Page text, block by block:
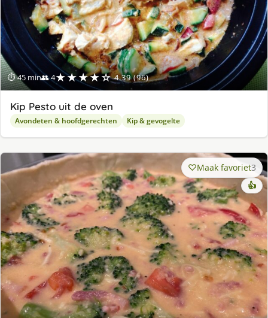
⏱ 45 min👥 4★★★★☆ 4.39 (96)
Kip Pesto uit de oven
Avondeten & hoofdgerechten Kip & gevogelte
Maak favoriet3
👍